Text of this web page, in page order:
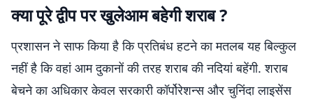
क्या पूरे द्वीप पर खुलेआम बहेगी शराब ?
प्रशासन ने साफ किया है कि प्रतिबंध हटने का मतलब यह बिल्कुल
नहीं है कि वहां आम दुकानों की तरह शराब की नदियां बहेंगी. शराब
बेचने का अधिकार केवल सरकारी कॉर्पोरेशन्स और चुनिंदा लाइसेंस